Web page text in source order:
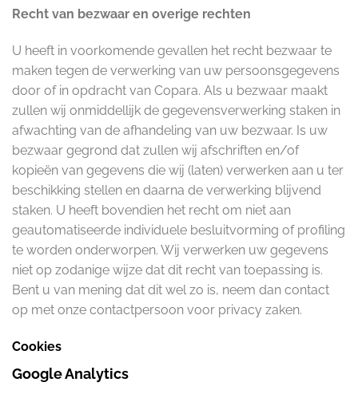
Recht van bezwaar en overige rechten
U heeft in voorkomende gevallen het recht bezwaar te
maken tegen de verwerking van uw persoonsgegevens
door of in opdracht van Copara. Als u bezwaar maakt
zullen wij onmiddellijk de gegevensverwerking staken in
afwachting van de afhandeling van uw bezwaar. Is uw
bezwaar gegrond dat zullen wij afschriften en/of
kopieën van gegevens die wij (laten) verwerken aan u ter
beschikking stellen en daarna de verwerking blijvend
staken. U heeft bovendien het recht om niet aan
geautomatiseerde individuele besluitvorming of profiling
te worden onderworpen. Wij verwerken uw gegevens
niet op zodanige wijze dat dit recht van toepassing is.
Bent u van mening dat dit wel zo is, neem dan contact
op met onze contactpersoon voor privacy zaken.
Cookies
Google Analytics